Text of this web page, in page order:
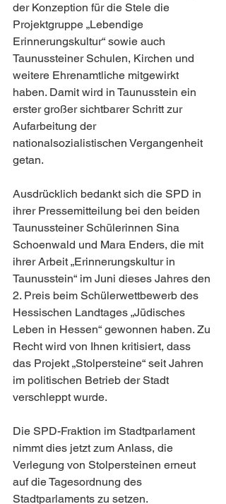
der Konzeption für die Stele die
Projektgruppe „Lebendige
Erinnerungskultur“ sowie auch
Taunussteiner Schulen, Kirchen und
weitere Ehrenamtliche mitgewirkt
haben. Damit wird in Taunusstein ein
erster großer sichtbarer Schritt zur
Aufarbeitung der
nationalsozialistischen Vergangenheit
getan.
Ausdrücklich bedankt sich die SPD in
ihrer Pressemitteilung bei den beiden
Taunussteiner Schülerinnen Sina
Schoenwald und Mara Enders, die mit
ihrer Arbeit „Erinnerungskultur in
Taunusstein“ im Juni dieses Jahres den
2. Preis beim Schülerwettbewerb des
Hessischen Landtages „Jüdisches
Leben in Hessen“ gewonnen haben. Zu
Recht wird von Ihnen kritisiert, dass
das Projekt „Stolpersteine“ seit Jahren
im politischen Betrieb der Stadt
verschleppt wurde.
Die SPD-Fraktion im Stadtparlament
nimmt dies jetzt zum Anlass, die
Verlegung von Stolpersteinen erneut
auf die Tagesordnung des
Stadtparlaments zu setzen.